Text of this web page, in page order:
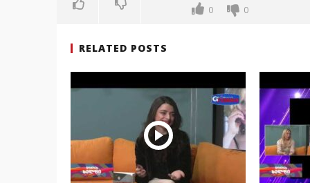
0 0
RELATED POSTS